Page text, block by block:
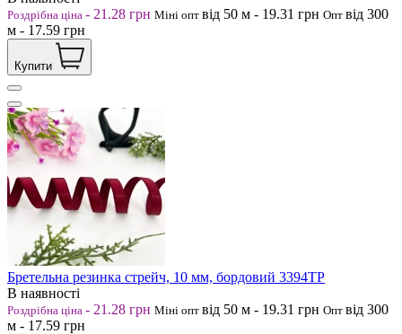
Роздрібна ціна - 21.28 грн Міні опт від 50 м - 19.31 грн Опт від 300
м - 17.59 грн
Купити
Бретельна резинка стрейч, 10 мм, бордовий 3394ТР
В наявності
Роздрібна ціна - 21.28 грн Міні опт від 50 м - 19.31 грн Опт від 300
м - 17.59 грн